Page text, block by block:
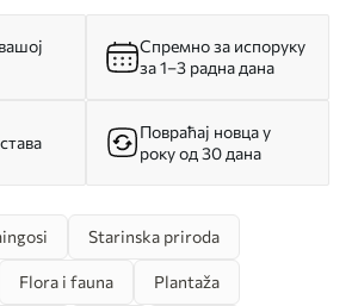
Спремно за испоруку
за 1–3 радна дана
Повраћај новца у
року од 30 дана
Starinska priroda
Flora i fauna Plantaža